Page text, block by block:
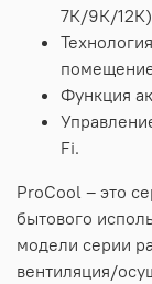
7К/9К/
Функция
Fi.
ProCool – это
бытового
модели серии
вентиляция/